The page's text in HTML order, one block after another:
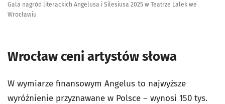
Gala nagród literackich Angelusa i Silesiusa 2025 w Teatrze Lalek we
Wrocławiu
Wrocław ceni artystów słowa
W wymiarze finansowym Angelus to najwyższe
wyróżnienie przyznawane w Polsce – wynosi 150 tys.